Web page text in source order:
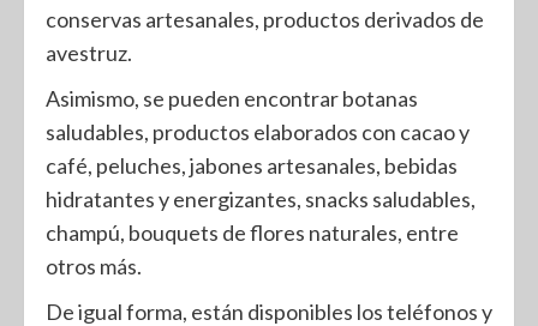
conservas artesanales, productos derivados de
avestruz.
Asimismo, se pueden encontrar botanas
saludables, productos elaborados con cacao y
café, peluches, jabones artesanales, bebidas
hidratantes y energizantes, snacks saludables,
champú, bouquets de flores naturales, entre
otros más.
De igual forma, están disponibles los teléfonos y